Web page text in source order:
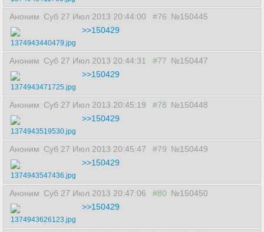
Аноним Суб 27 Июл 2013 20:44:00 #76 №150445
1374943440479.jpg
>>150429
Аноним Суб 27 Июл 2013 20:44:31 #77 №150447
1374943471725.jpg
>>150429
Аноним Суб 27 Июл 2013 20:45:19 #78 №150448
1374943519530.jpg
>>150429
Аноним Суб 27 Июл 2013 20:45:47 #79 №150449
1374943547436.jpg
>>150429
Аноним Суб 27 Июл 2013 20:47:06 #80 №150450
1374943626123.jpg
>>150429